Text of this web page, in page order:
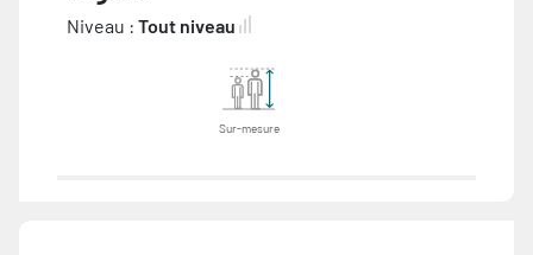
Niveau : Tout niveau
Sur-mesure